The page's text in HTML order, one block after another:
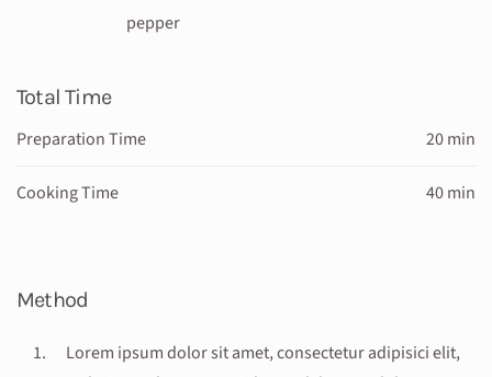
pepper
Total Time
Preparation Time 20 min
Cooking Time 40 min
Method
Lorem ipsum dolor sit amet, consectetur adipisici elit,